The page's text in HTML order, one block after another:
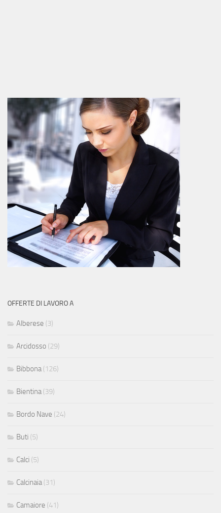
OFFERTE DI LAVORO A
Alberese (3)
Arcidosso (29)
Bibbona (126)
Bientina (39)
Bordo Nave (24)
Buti (5)
Calci (5)
Calcinaia (31)
Camaiore (41)